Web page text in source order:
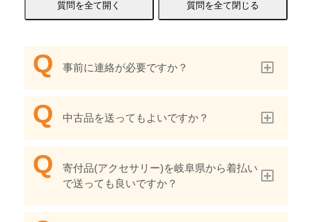
事前に連絡が必要ですか？
中古品を送ってもよいですか？
寄付品(アクセサリー)を岐阜県から着払い
で送っても良いですか？